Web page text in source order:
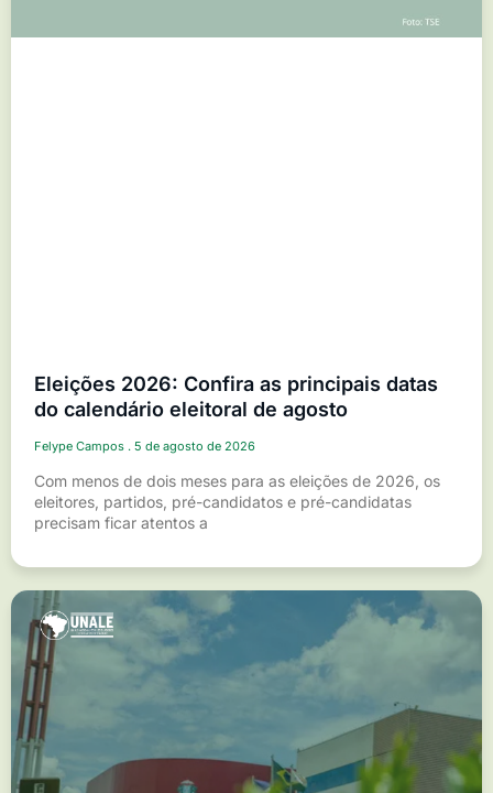
Eleições 2026: Confira as principais datas
do calendário eleitoral de agosto
Felype Campos 5 de agosto de 2026
Com menos de dois meses para as eleições de 2026, os
eleitores, partidos, pré-candidatos e pré-candidatas
precisam ficar atentos a